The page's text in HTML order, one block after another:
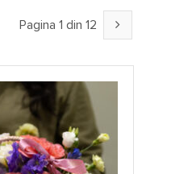
Pagina 1 din 12